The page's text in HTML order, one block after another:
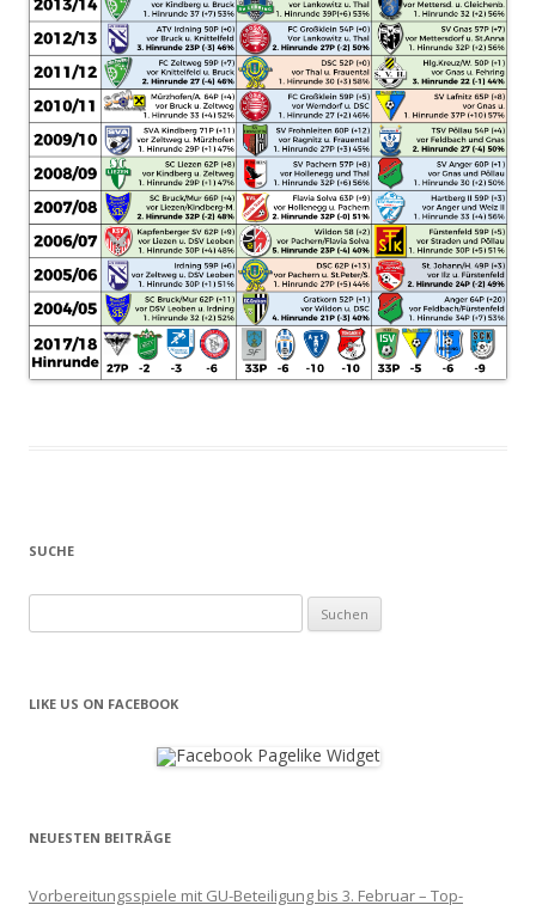
SUCHE
nach:
LIKE US ON FACEBOOK
NEUESTEN BEITRÄGE
Vorbereitungsspiele mit GU-Beteiligung bis 3. Februar – Top-